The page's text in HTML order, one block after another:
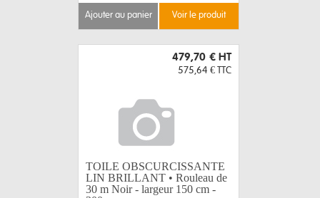
ajouter au panier voir le produit
479,70 € HT
575,64 € TTC
TOILE OBSCURCISSANTE
LIN BRILLANT • Rouleau de
30 m Noir - largeur 150 cm -